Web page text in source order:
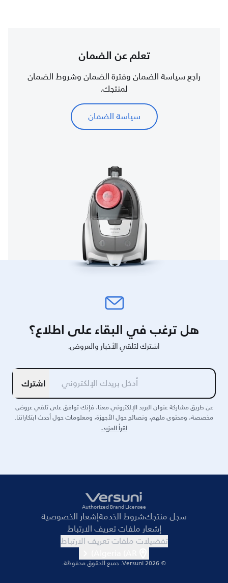
تعلم عن الضمان
راجع سياسة الضمان وفترة الضمان وشروط الضمان
لمنتجك.
سياسة الضمان
هل ترغب في البقاء على اطلاع؟
اشترك لتلقي الأخبار والعروض.
اشترك
عن طريق مشاركة عنوان البريد الإلكتروني معنا، فإنك توافق على تلقي عروض
مخصصة، ومحتوى ملهم، ونصائح حول الأجهزة، ومعلومات حول أحدث ابتكاراتنا.
اقرأ المزيد.
Authorized Brand Licensee
سجل منتجكشروط الخدمةإشعار الخصوصية
إشعار ملفات تعريف الارتباط
تفضيلات ملفات تعريف الارتباط
© 2026 Versuni. جميع الحقوق محفوظة.